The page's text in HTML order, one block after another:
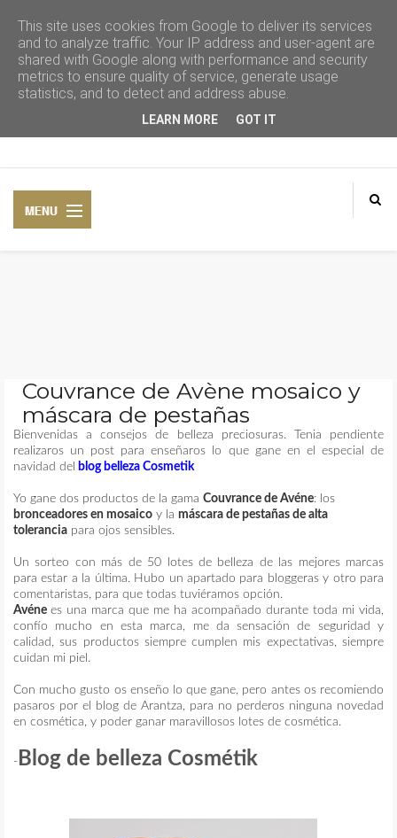
MAQUILLAJE
REMEDIOS CASEROS
CONTACTO
Couvrance de Avène mosaico y
máscara de pestañas
Bienvenidas a consejos de belleza preciosuras. Tenia pendiente
realizaros un post para enseñaros lo que gane en el especial de
navidad del blog belleza Cosmetik
Yo gane dos productos de la gama Couvrance de Avéne: los
bronceadores en mosaico y la máscara de pestañas de alta
tolerancia para ojos sensibles.
Un sorteo con más de 50 lotes de belleza de las mejores marcas
para estar a la última. Hubo un apartado para bloggeras y otro para
comentaristas, para que todas tuviéramos opción.
Avéne es una marca que me ha acompañado durante toda mi vida,
confío mucho en esta marca, me da sensación de seguridad y
calidad, sus productos siempre cumplen mis expectativas, siempre
cuidan mi piel.
Con mucho gusto os enseño lo que gane, pero antes os recomiendo
pasaros por el blog de Arantza, para no perderos ninguna novedad
en cosmética, y poder ganar maravillosos lotes de cosmética.
- Blog de belleza Cosmétik
This site uses cookies from Google to deliver its services
and to analyze traffic. Your IP address and user-agent are
shared with Google along with performance and security
metrics to ensure quality of service, generate usage
statistics, and to detect and address abuse.
LEARN MORE GOT IT